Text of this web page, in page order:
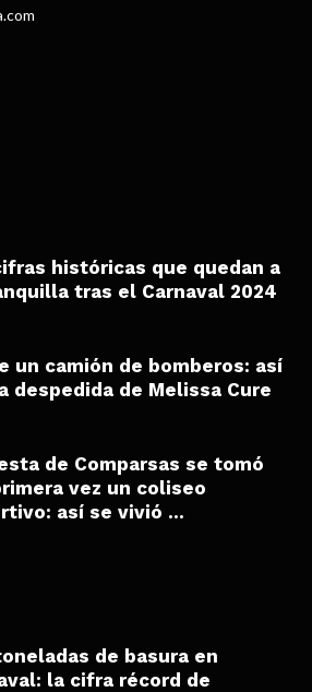
históricas que quedan a
tras el Carnaval 2024
un camión de bomberos: así
despedida de Melissa Cure
de Comparsas se tomó
vez un coliseo
así se vivió ...
de basura en
la cifra récord de